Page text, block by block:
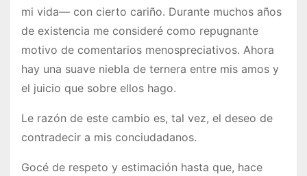
mi vida— con cierto cariño. Durante muchos años
de existencia me consideré como repugnante
motivo de comentarios menospreciativos. Ahora
hay una suave niebla de ternera entre mis amos y
el juicio que sobre ellos hago.
Le razón de este cambio es, tal vez, el deseo de
contradecir a mis conciudadanos.
Gocé de respeto y estimación hasta que, hace